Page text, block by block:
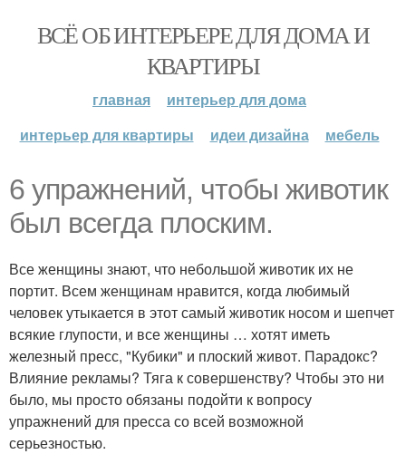
ВСЁ ОБ ИНТЕРЬЕРЕ ДЛЯ ДОМА И
КВАРТИРЫ
главная
интерьер для дома
интерьер для квартиры
идеи дизайна мебель
6 упражнений, чтобы животик
был всегда плоским.
Все женщины знают, что небольшой животик их не
портит. Всем женщинам нравится, когда любимый
человек утыкается в этот самый животик носом и шепчет
всякие глупости, и все женщины … хотят иметь
железный пресс, "Кубики" и плоский живот. Парадокс?
Влияние рекламы? Тяга к совершенству? Чтобы это ни
было, мы просто обязаны подойти к вопросу
упражнений для пресса со всей возможной
серьезностью.